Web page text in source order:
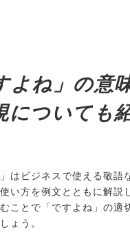
よね」の意
についても
」はビジネスで使える敬
い方を例文とともに解説
ことで「ですよね」の適
ょう。